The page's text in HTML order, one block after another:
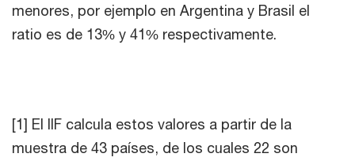
menores, por ejemplo en Argentina y Brasil el
ratio es de 13% y 41% respectivamente.
[1] El IIF calcula estos valores a partir de la
muestra de 43 países, de los cuales 22 son